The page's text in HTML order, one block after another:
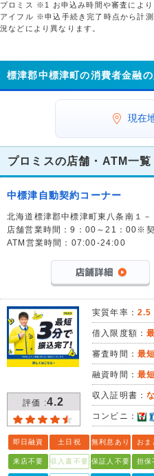
プロミス ※1 お申込み時間や審査により
アイフル ※申込手続き完了時点から計
況などにより異なります。
標津郡中標津町の消費者金融
現在
プロミスの店舗・ATM一覧
中標津自動契約コーナー
北海道標津郡中標津町東八条南１－
店舗営業時間：9：00～21：00※契
ATM営業時間：07:00-24:00
評価 :4.2
実質年率： 2.5
借入限度額：
審査時間： 最
融資時間： 最
収入証明書：
コンビニ：
即日融資 土日祝 無利息あり おま
来店不要 収入書不要 保証人不要 担保